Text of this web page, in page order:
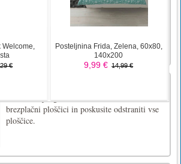
Mad Taxi Driver je odlična dirkalna igra
HTML5. Vozite taksi in ostanite živi.
Dvignite nitro in gorivo, da boste daljši. Vozi
ali umri…. Vso srečo!miška ali tipke na dotik
Samo Mahjong in ti. Združite dve enaki
brezplačni ploščici in poskusite odstraniti vse
ploščice.